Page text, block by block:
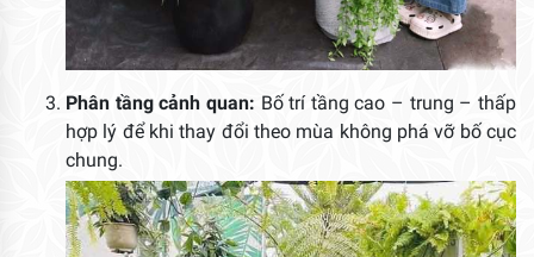
Phân tầng cảnh quan: Bố trí tầng cao – trung – thấp
hợp lý để khi thay đổi theo mùa không phá vỡ bố cục
chung.